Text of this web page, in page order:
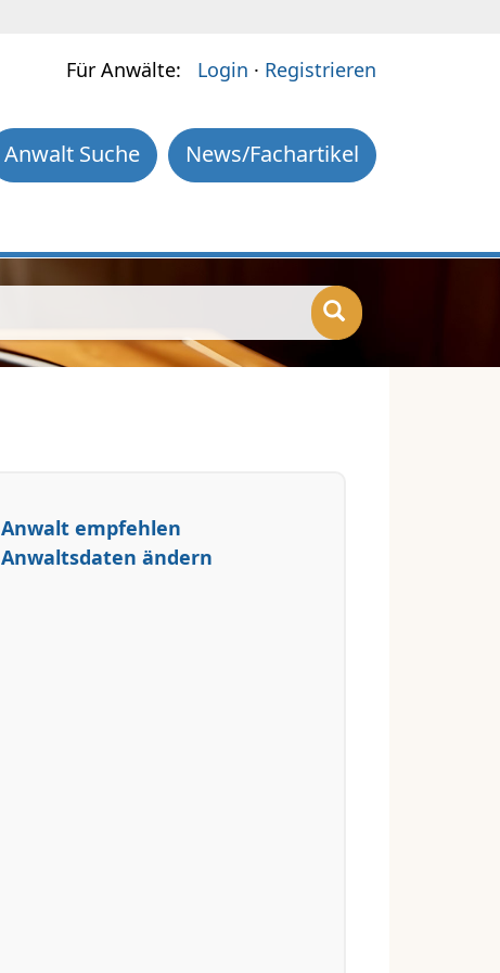
Für Anwälte: Login · Registrieren
News/Fachartikel
Anwalt Suche
Anwalt empfehlen
Anwaltsdaten ändern